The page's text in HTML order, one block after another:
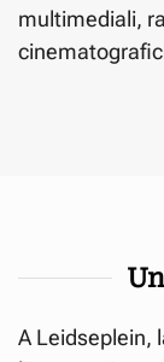
multimediali,
A Leidseplein,